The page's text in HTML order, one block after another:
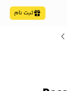
ثبت نام